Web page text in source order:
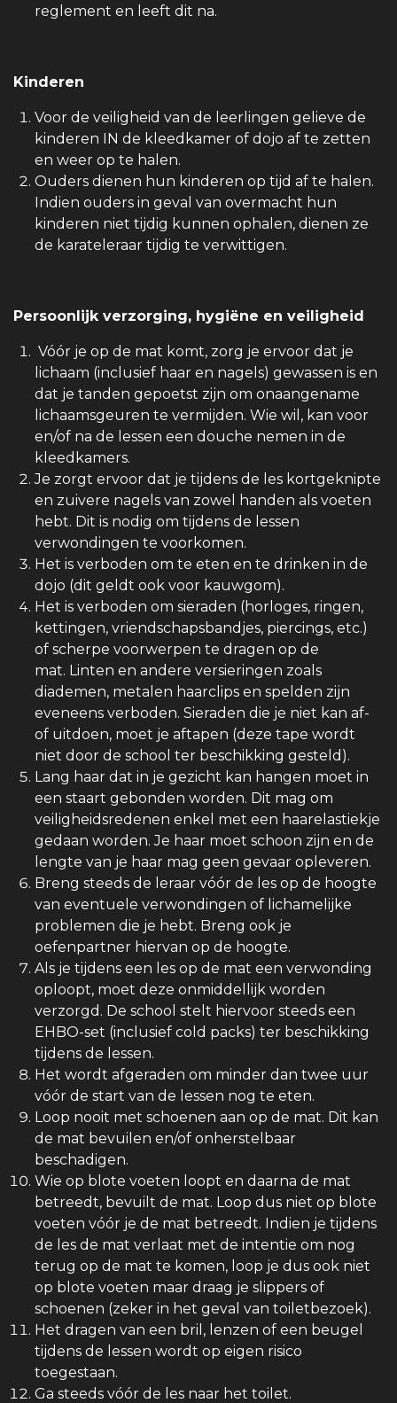
reglement en leeft dit na.
Kinderen
Voor de veiligheid van de leerlingen gelieve de
kinderen IN de kleedkamer of dojo af te zetten
en weer op te halen.
Ouders dienen hun kinderen op tijd af te halen.
Indien ouders in geval van overmacht hun
kinderen niet tijdig kunnen ophalen, dienen ze
de karateleraar tijdig te verwittigen.
Persoonlijk verzorging, hygiëne en veiligheid
Vóór je op de mat komt, zorg je ervoor dat je
lichaam (inclusief haar en nagels) gewassen is en
dat je tanden gepoetst zijn om onaangename
lichaamsgeuren te vermijden. Wie wil, kan voor
en/of na de lessen een douche nemen in de
kleedkamers.
Je zorgt ervoor dat je tijdens de les kortgeknipte
en zuivere nagels van zowel handen als voeten
hebt. Dit is nodig om tijdens de lessen
verwondingen te voorkomen.
Het is verboden om te eten en te drinken in de
dojo (dit geldt ook voor kauwgom).
Het is verboden om sieraden (horloges, ringen,
kettingen, vriendschapsbandjes, piercings, etc.)
of scherpe voorwerpen te dragen op de
mat. Linten en andere versieringen zoals
diademen, metalen haarclips en spelden zijn
eveneens verboden. Sieraden die je niet kan af-
of uitdoen, moet je aftapen (deze tape wordt
niet door de school ter beschikking gesteld).
Lang haar dat in je gezicht kan hangen moet in
een staart gebonden worden. Dit mag om
veiligheidsredenen enkel met een haarelastiekje
gedaan worden. Je haar moet schoon zijn en de
lengte van je haar mag geen gevaar opleveren.
Breng steeds de leraar vóór de les op de hoogte
van eventuele verwondingen of lichamelijke
problemen die je hebt. Breng ook je
oefenpartner hiervan op de hoogte.
Als je tijdens een les op de mat een verwonding
oploopt, moet deze onmiddellijk worden
verzorgd. De school stelt hiervoor steeds een
EHBO-set (inclusief cold packs) ter beschikking
tijdens de lessen.
Het wordt afgeraden om minder dan twee uur
vóór de start van de lessen nog te eten.
Loop nooit met schoenen aan op de mat. Dit kan
de mat bevuilen en/of onherstelbaar
beschadigen.
Wie op blote voeten loopt en daarna de mat
betreedt, bevuilt de mat. Loop dus niet op blote
voeten vóór je de mat betreedt. Indien je tijdens
de les de mat verlaat met de intentie om nog
terug op de mat te komen, loop je dus ook niet
op blote voeten maar draag je slippers of
schoenen (zeker in het geval van toiletbezoek).
Het dragen van een bril, lenzen of een beugel
tijdens de lessen wordt op eigen risico
toegestaan.
Ga steeds vóór de les naar het toilet.